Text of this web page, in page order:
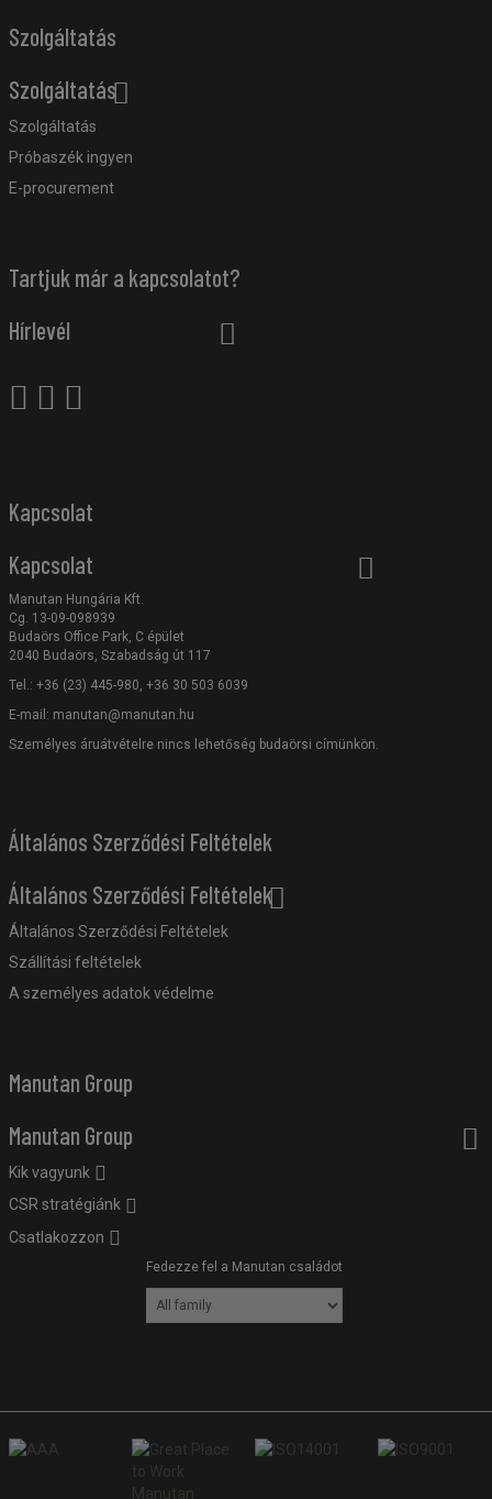
Szolgáltatás
Szolgáltatás
Szolgáltatás
Próbaszék ingyen
E-procurement
Tartjuk már a kapcsolatot?
Hírlevél
Kapcsolat
Kapcsolat
Manutan Hungária Kft.
Cg. 13-09-098939
Budaörs Office Park, C épület
2040 Budaörs, Szabadság út 117
Tel.: +36 (23) 445-980, +36 30 503 6039
E-mail: manutan@manutan.hu
Személyes áruátvételre nincs lehetőség budaörsi címünkön.
Általános Szerződési Feltételek
Általános Szerződési Feltételek
Általános Szerződési Feltételek
Szállítási feltételek
A személyes adatok védelme
Manutan Group
Manutan Group
Kik vagyunk
CSR stratégiánk
Csatlakozzon
Fedezze fel a Manutan családot